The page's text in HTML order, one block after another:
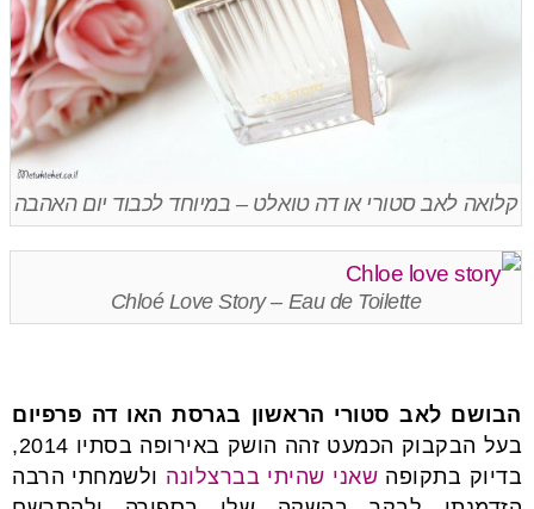
קלואה לאב סטורי או דה טואלט – במיוחד לכבוד יום האהבה
Chloé Love Story – Eau de Toilette
הבושם לאב סטורי הראשון בגרסת האו דה פרפיום
בעל הבקבוק הכמעט זהה הושק באירופה בסתיו 2014,
בדיוק בתקופה שאני שהיתי בברצלונה ולשמחתי הרבה